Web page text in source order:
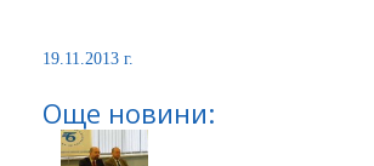
19.11.2013 г.
Още новини: